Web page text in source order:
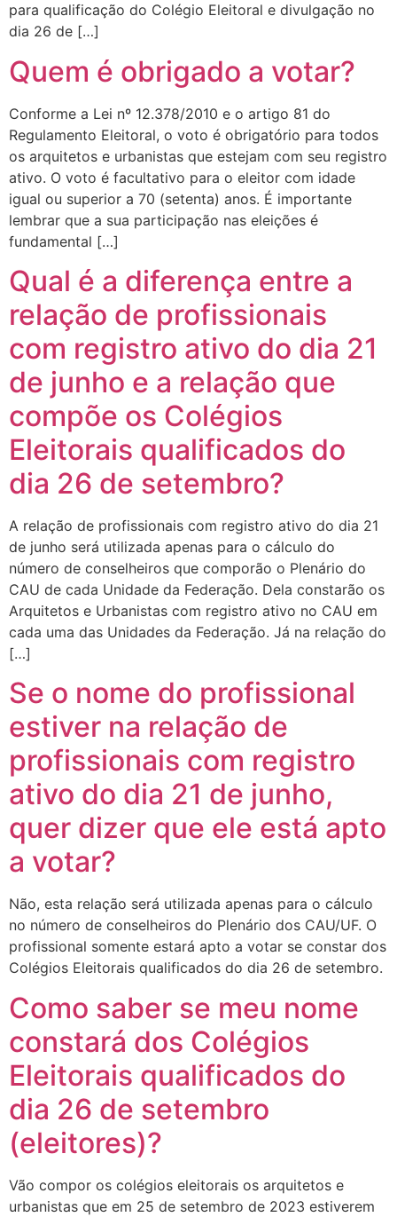
para qualificação do Colégio Eleitoral e divulgação no
dia 26 de […]
Quem é obrigado a votar?
Conforme a Lei nº 12.378/2010 e o artigo 81 do
Regulamento Eleitoral, o voto é obrigatório para todos
os arquitetos e urbanistas que estejam com seu registro
ativo. O voto é facultativo para o eleitor com idade
igual ou superior a 70 (setenta) anos. É importante
lembrar que a sua participação nas eleições é
fundamental […]
Qual é a diferença entre a
relação de profissionais
com registro ativo do dia 21
de junho e a relação que
compõe os Colégios
Eleitorais qualificados do
dia 26 de setembro?
A relação de profissionais com registro ativo do dia 21
de junho será utilizada apenas para o cálculo do
número de conselheiros que comporão o Plenário do
CAU de cada Unidade da Federação. Dela constarão os
Arquitetos e Urbanistas com registro ativo no CAU em
cada uma das Unidades da Federação. Já na relação do
[…]
Se o nome do profissional
estiver na relação de
profissionais com registro
ativo do dia 21 de junho,
quer dizer que ele está apto
a votar?
Não, esta relação será utilizada apenas para o cálculo
no número de conselheiros do Plenário dos CAU/UF. O
profissional somente estará apto a votar se constar dos
Colégios Eleitorais qualificados do dia 26 de setembro.
Como saber se meu nome
constará dos Colégios
Eleitorais qualificados do
dia 26 de setembro
(eleitores)?
Vão compor os colégios eleitorais os arquitetos e
urbanistas que em 25 de setembro de 2023 estiverem